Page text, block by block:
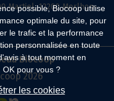
possible, Biocoop utilise
optimale du site, pour
le trafic et la performance
personnalisée en toute
à tout moment en
OK pour vous ?
les cookies
Martiel, 12200 Morlhon-
Biocoop
2026